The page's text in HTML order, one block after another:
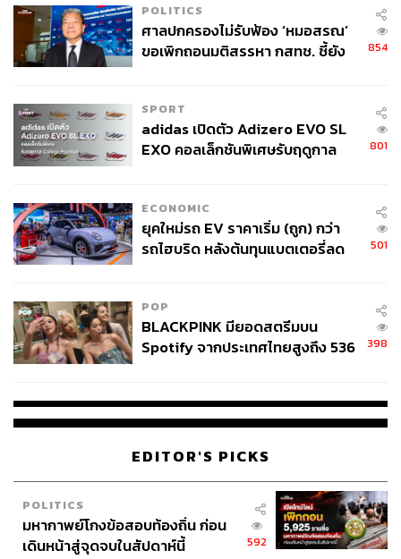
POLITICS
ศาลปกครองไม่รับฟ้อง ‘หมอสรณ’
ขอเพิกถอนมติสรรหา กสทช. ชี้ยัง
854
SPORT
adidas เปิดตัว Adizero EVO SL
EXO คอลเล็กชันพิเศษรับฤดูกาล
801
ECONOMIC
ยุคใหม่รถ EV ราคาเริ่ม (ถูก) กว่า
รถไฮบริด หลังต้นทุนแบตเตอรี่ลด
501
POP
BLACKPINK มียอดสตรีมบน
Spotify จากประเทศไทยสูงถึง 536
398
EDITOR'S PICKS
POLITICS
มหากาพย์โกงข้อสอบท้องถิ่น ก่อน
เดินหน้าสู่จุดจบในสัปดาห์นี้
592